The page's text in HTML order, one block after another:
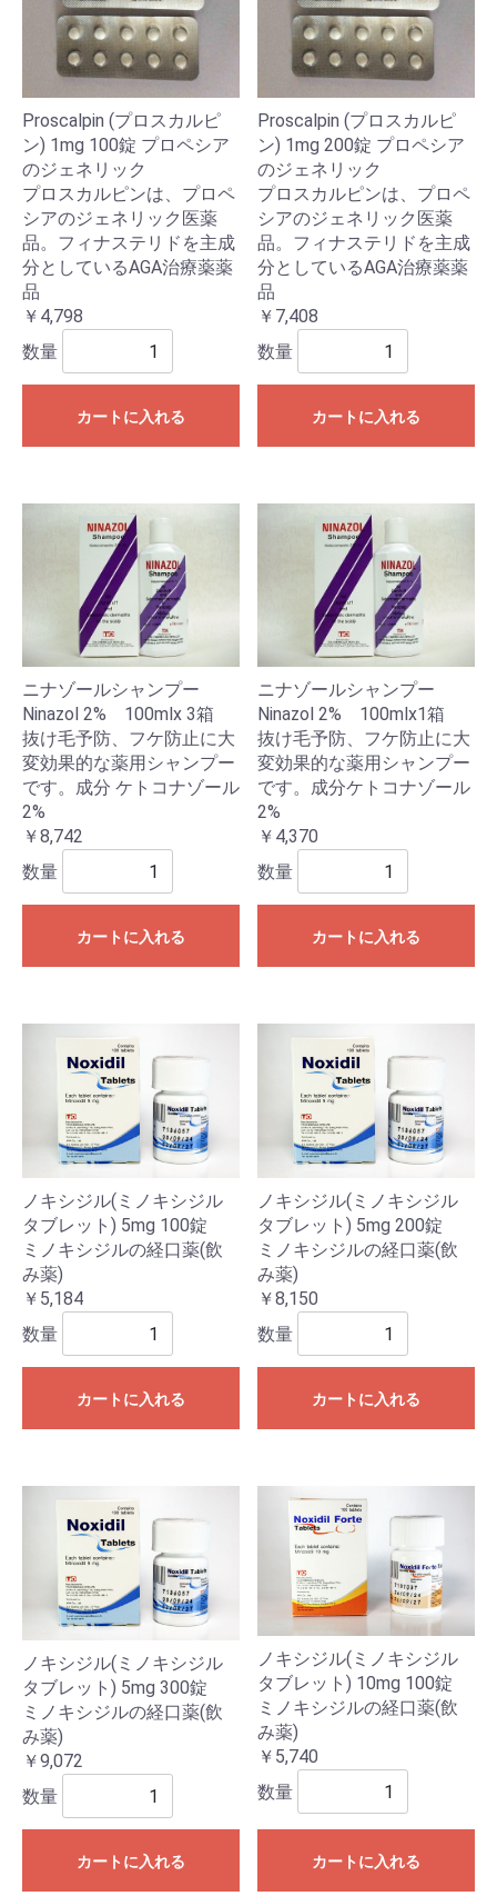
Proscalpin (プロスカルピ
ン) 1mg 100錠 プロペシア
のジェネリック
プロスカルピンは、プロペ
シアのジェネリック医薬
品。フィナステリドを主成
分としているAGA治療薬薬
品
￥4,798
数量
カートに入れる
Proscalpin (プロスカルピ
ン) 1mg 200錠 プロペシア
のジェネリック
プロスカルピンは、プロペ
シアのジェネリック医薬
品。フィナステリドを主成
分としているAGA治療薬薬
品
￥7,408
数量
カートに入れる
ニナゾールシャンプー
Ninazol 2% 100mlx 3箱
抜け毛予防、フケ防止に大
変効果的な薬用シャンプー
です。成分 ケトコナゾール
2%
￥8,742
数量
カートに入れる
ニナゾールシャンプー
Ninazol 2% 100mlx1箱
抜け毛予防、フケ防止に大
変効果的な薬用シャンプー
です。成分ケトコナゾール
2%
￥4,370
数量
カートに入れる
ノキシジル(ミノキシジル
タブレット) 5mg 100錠
ミノキシジルの経口薬(飲
み薬)
￥5,184
数量
カートに入れる
ノキシジル(ミノキシジル
タブレット) 5mg 200錠
ミノキシジルの経口薬(飲
み薬)
￥8,150
数量
カートに入れる
ノキシジル(ミノキシジル
タブレット) 5mg 300錠
ミノキシジルの経口薬(飲
み薬)
￥9,072
数量
カートに入れる
ノキシジル(ミノキシジル
タブレット) 10mg 100錠
ミノキシジルの経口薬(飲
み薬)
￥5,740
数量
カートに入れる